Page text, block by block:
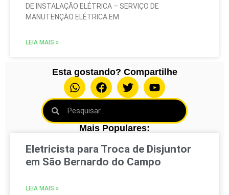
DE INSTALAÇÃO ELÉTRICA – SERVIÇO DE
MANUTENÇÃO ELÉTRICA EM
LEIA MAIS »
Esta gostando? Compartilhe
Mais Populares:
Eletricista para Troca de Disjuntor
em São Bernardo do Campo
LEIA MAIS »